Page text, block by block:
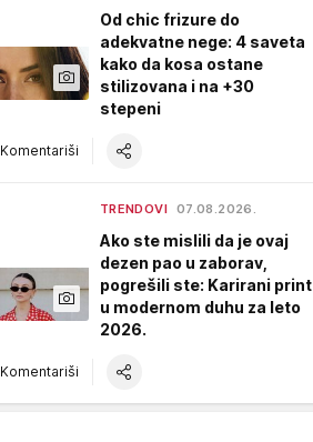
Od chic frizure do
adekvatne nege: 4 saveta
kako da kosa ostane
stilizovana i na +30
stepeni
Komentariši
TRENDOVI 07.08.2026.
Ako ste mislili da je ovaj
dezen pao u zaborav,
pogrešili ste: Karirani print
u modernom duhu za leto
2026.
Komentariši